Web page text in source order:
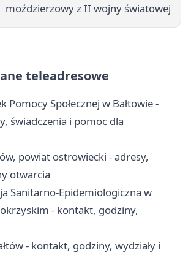
moździerzowy z II wojny światowej
teleadresowe
Pomocy Społecznej w Bałtowie -
świadczenia i pomoc dla
powiat ostrowiecki - adresy,
otwarcia
Sanitarno-Epidemiologiczna w
- kontakt, godziny,
- kontakt, godziny, wydziały i